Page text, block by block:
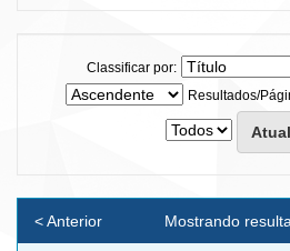
Classificar por:
Resultados/
Mostrando
< Anterior